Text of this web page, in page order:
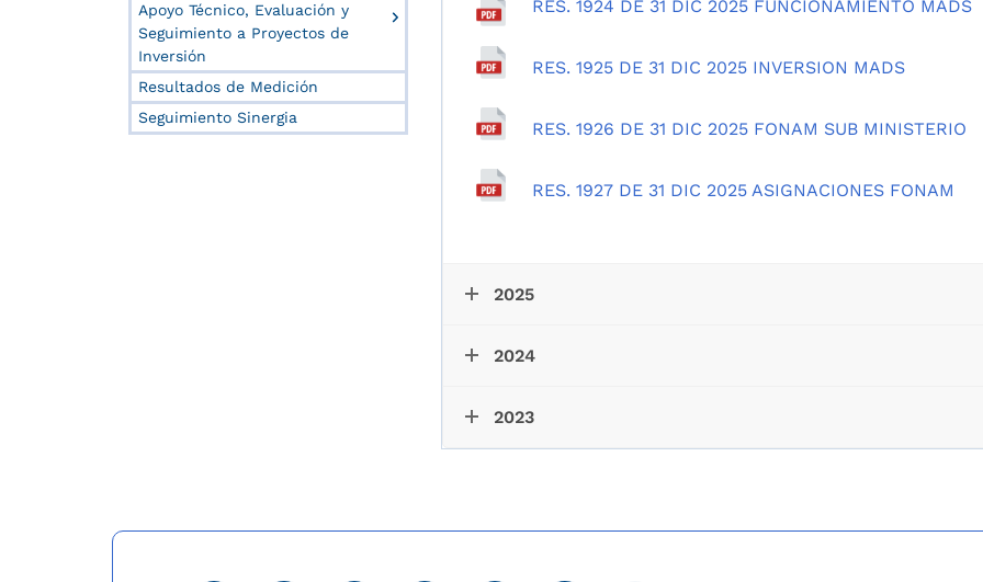
Apoyo Técnico, Evaluación y
Seguimiento a Proyectos de
Inversión
Resultados de Medición
Seguimiento Sinergia
RES. 1924 DE 31 DIC 2025 FUNCIONAMIENTO MADS
RES. 1925 DE 31 DIC 2025 INVERSION MADS
RES. 1926 DE 31 DIC 2025 FONAM SUB MINISTERIO
RES. 1927 DE 31 DIC 2025 ASIGNACIONES FONAM
2025
2024
2023